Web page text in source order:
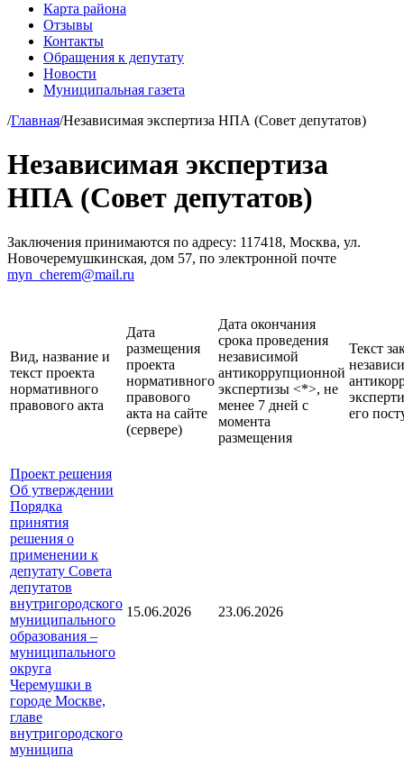
Карта района
Отзывы
Контакты
Обращения к депутату
Новости
Муниципальная газета
/Главная/Независимая экспертиза НПА (Совет депутатов)
Независимая экспертиза
НПА (Совет депутатов)
Заключения принимаются по адресу: 117418, Москва, ул.
Новочеремушкинская, дом 57, по электронной почте
myn_cherem@mail.ru
Вид, название и
текст проекта
нормативного
правового акта
Дата
размещения
проекта
нормативного
правового
акта на сайте
(сервере)
Дата окончания
срока проведения
независимой
антикоррупционной
экспертизы <*>, не
менее 7 дней с
момента
размещения
Текст
его
Проект решения
Об утверждении
Порядка
принятия
решения о
применении к
депутату Совета
депутатов
внутригородского
муниципального
образования –
муниципального
округа
Черемушки в
городе Москве,
главе
внутригородского
муниципа
15.06.2026 23.06.2026